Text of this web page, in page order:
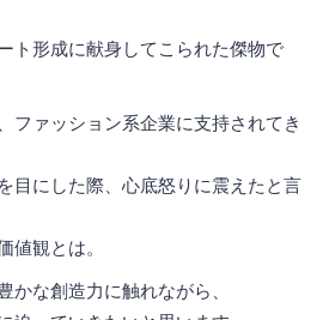
ト形成に献身してこられた傑物で
ファッション系企業に支持されてき
目にした際、心底怒りに震えたと言
値観とは。
かな創造力に触れながら、